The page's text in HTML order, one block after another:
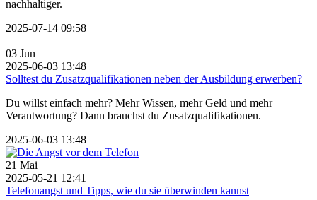
nachhaltiger.
2025-07-14 09:58
03 Jun
2025-06-03 13:48
Solltest du Zusatzqualifikationen neben der Ausbildung erwerben?
Du willst einfach mehr? Mehr Wissen, mehr Geld und mehr
Verantwortung? Dann brauchst du Zusatzqualifikationen.
2025-06-03 13:48
21 Mai
2025-05-21 12:41
Telefonangst und Tipps, wie du sie überwinden kannst